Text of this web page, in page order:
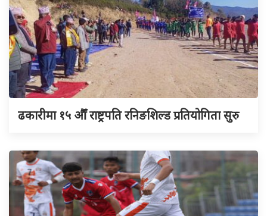
ढकारीमा १५ औँ राष्ट्रपति रनिङशिल्ड प्रतियोगिता सुरु